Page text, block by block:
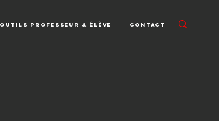
Outils professeur & élève Contact